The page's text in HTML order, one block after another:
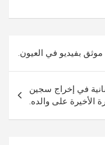
بفيديو في العيون.
في إخراج سجين
الأخيرة على والده.